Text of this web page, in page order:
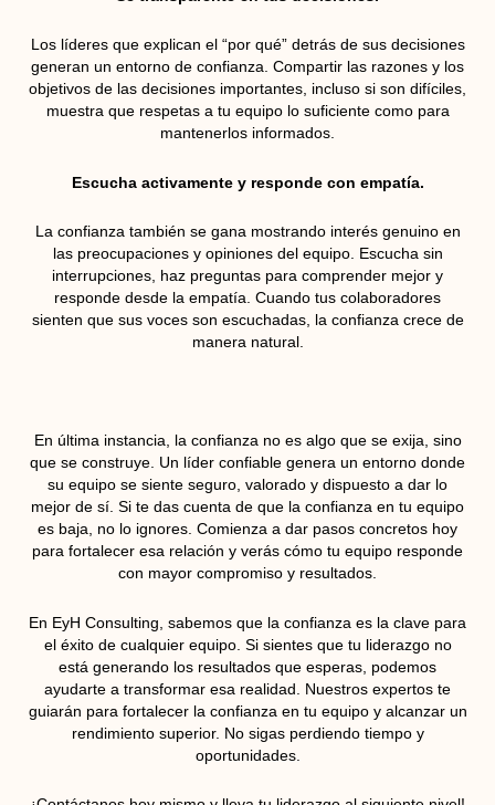
Los líderes que explican el “por qué” detrás de sus decisiones
generan un entorno de confianza. Compartir las razones y los
objetivos de las decisiones importantes, incluso si son difíciles,
muestra que respetas a tu equipo lo suficiente como para
mantenerlos informados.
Escucha activamente y responde con empatía.
La confianza también se gana mostrando interés genuino en
las preocupaciones y opiniones del equipo. Escucha sin
interrupciones, haz preguntas para comprender mejor y
responde desde la empatía. Cuando tus colaboradores
sienten que sus voces son escuchadas, la confianza crece de
manera natural.
En última instancia, la confianza no es algo que se exija, sino
que se construye. Un líder confiable genera un entorno donde
su equipo se siente seguro, valorado y dispuesto a dar lo
mejor de sí. Si te das cuenta de que la confianza en tu equipo
es baja, no lo ignores. Comienza a dar pasos concretos hoy
para fortalecer esa relación y verás cómo tu equipo responde
con mayor compromiso y resultados.
En EyH Consulting, sabemos que la confianza es la clave para
el éxito de cualquier equipo. Si sientes que tu liderazgo no
está generando los resultados que esperas, podemos
ayudarte a transformar esa realidad. Nuestros expertos te
guiarán para fortalecer la confianza en tu equipo y alcanzar un
rendimiento superior. No sigas perdiendo tiempo y
oportunidades.